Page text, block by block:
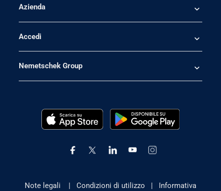
Azienda
Accedi
Nemetschek Group
Note legali | Condizioni di utilizzo | Informativa